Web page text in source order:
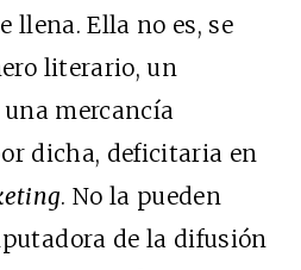
llena. Ella no es, se
literario, un
mercancía
dicha, deficitaria en
. No la pueden
de la difusión